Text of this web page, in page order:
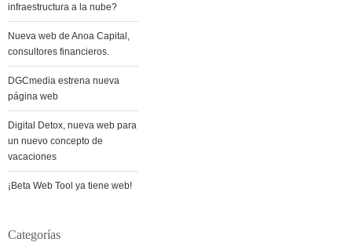
infraestructura a la nube?
Nueva web de Anoa Capital,
consultores financieros.
DGCmedia estrena nueva
página web
Digital Detox, nueva web para
un nuevo concepto de
vacaciones
¡Beta Web Tool ya tiene web!
Categorías